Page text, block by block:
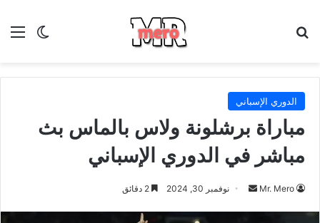
الوضع
الدوري الإسباني
مباراة برشلونة ولاس بالماس بث
مباشر في الدوري الإسباني
Mr. Mero
أرسل نوفمبر 30, 2024